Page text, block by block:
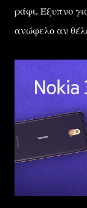
ράφι. Έξυπνο
ανώφελο αν